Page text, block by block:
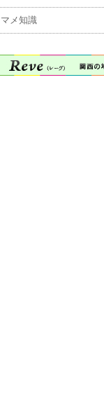
マメ知識